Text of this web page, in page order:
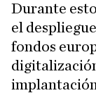
Durante
el
fondos